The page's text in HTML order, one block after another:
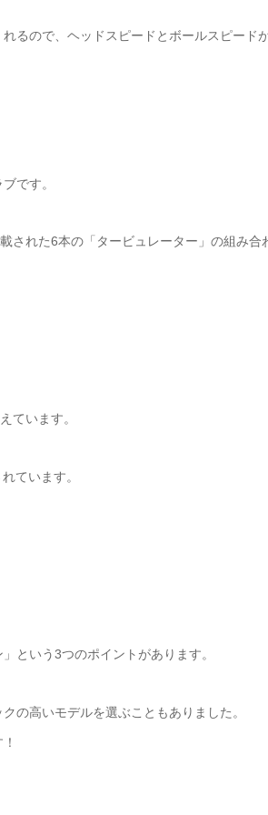
るので、ヘッドスピードとボールスピード
です。
された6本の「タービュレーター」の組み合
ています。
ています。
という3つのポイントがあります。
の高いモデルを選ぶこともありました。